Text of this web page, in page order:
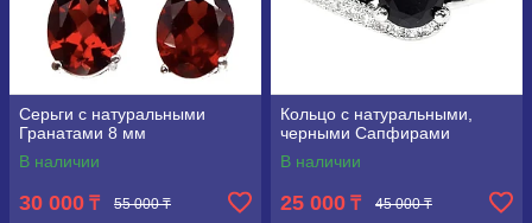
Серьги с натуральными
Гранатами 8 мм
В наличии
30 000 ₸ 55 000 ₸
Кольцо с натуральными,
черными Сапфирами
В наличии
25 000 ₸ 45 000 ₸